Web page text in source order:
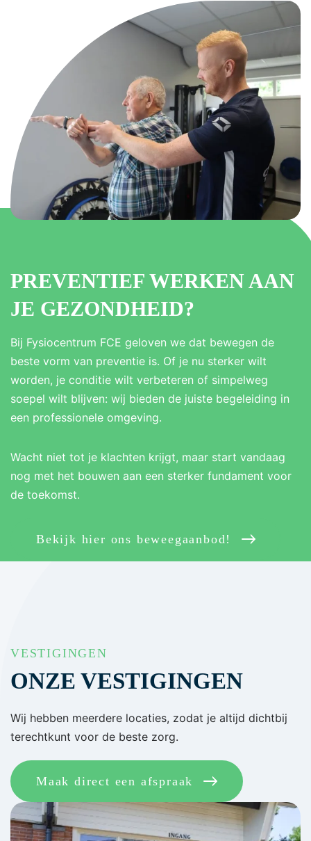
PREVENTIEF WERKEN AAN
JE GEZONDHEID?
Bij Fysiocentrum FCE geloven we dat bewegen de
beste vorm van preventie is. Of je nu sterker wilt
worden, je conditie wilt verbeteren of simpelweg
soepel wilt blijven: wij bieden de juiste begeleiding in
een professionele omgeving.
Wacht niet tot je klachten krijgt, maar start vandaag
nog met het bouwen aan een sterker fundament voor
de toekomst.
Bekijk hier ons beweegaanbod!
VESTIGINGEN
ONZE VESTIGINGEN
Wij hebben meerdere locaties, zodat je altijd dichtbij
terechtkunt voor de beste zorg.
Maak direct een afspraak